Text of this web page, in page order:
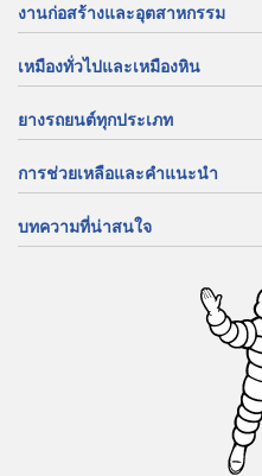
งานก่อสร้างและอุตสาหกรรม
เหมืองทั่วไปและเหมืองหิน
ยางรถยนต์ทุกประเภท
การช่วยเหลือและคำแนะนำ
บทความที่น่าสนใจ